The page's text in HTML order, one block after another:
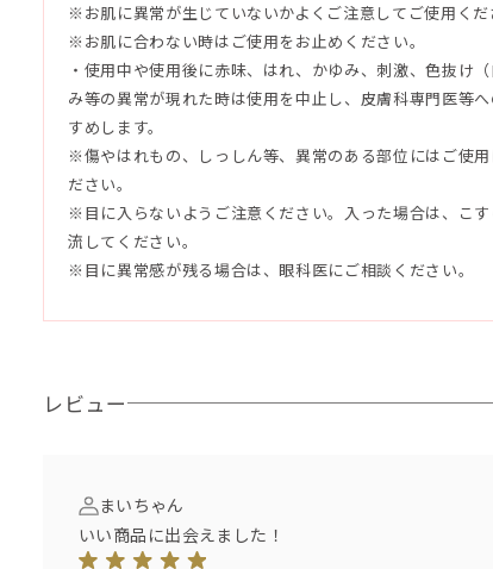
水、ステアリン酸、グリセリン、ミリスチン酸、酸化チ
K、ラウリン酸、ベントナイト、ドロマイト、トレハロー
クエキス、褐藻エキス、カッパフィカスアルバレジエキ
エスクレンタエキス、加水分解コンキオリン、テリハボ
果実エキス、シイクワシャー果皮エキス、ツルレイシ果
実エキス、アロエベラ葉エキス、ゲットウ葉エキス、海
海水、スクワラン、セージ葉エキス、カミツレ花エキス
エキス、ベルガモット果皮油、グレープフルーツ果皮油
アルガニアスピノサ核油、オリーブ果実油、ヤシ油、炭
ウリンNa、コカミドプロピルベタイン、ココイルグリシ
≪洗顔≫
適量を取り、水を加えながら泡立ててご使用ください。
洗顔後は水またはぬるま湯でよく洗い流してください。
※お肌に異常が生じていないかよくご注意してご使用くだ
※お肌に合わない時はご使用をお止めください。
・使用中や使用後に赤味、はれ、かゆみ、刺激、色抜け
み等の異常が現れた時は使用を中止し、皮膚科専門医等
すめします。
※傷やはれもの、しっしん等、異常のある部位にはご使用
ださい。
※目に入らないようご注意ください。入った場合は、こ
流してください。
※目に異常感が残る場合は、眼科医にご相談ください。
レビュー
まいちゃん
いい商品に出会えました！